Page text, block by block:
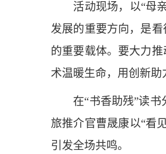
活动现场，以“母亲
发展的重要方向，是
的重要载体。要大力
术温暖生命，用创新助
在“书香助残”读书分
旅推介官曹晟康以“看
引发全场共鸣。